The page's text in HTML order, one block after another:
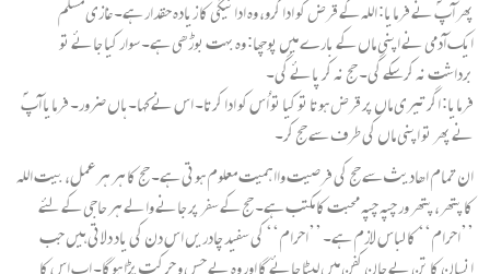
پھر آپؐ نے فرمایا: اللہ کے قرض کو ادا کرو، وہ ادائیگی کا زیادہ حقدار ہے۔ غازی مسلم
ایک آدمی نے اپنی ماں کے بارے میں پوچھا: وہ بہت بوڑھی ہے۔ سوار کیا جائے تو
برداشت نہ کرسکے گی۔ حج نہ کر پائے گی۔
فرمایا: اگر تیری ماں پر قرض ہوتا تو کیا تو اُس کو ادا کرتا۔ اس نے کہا۔ ہاں ضرور۔ فرمایا آپؐ
نے پھر تو اپنی ماں کی طرف سے حج کر۔
ان تمام اھادیث سے حج کی فرصیت وااہمیت معلوم ہوتی ہے۔ حج کا ہر ہر عمل، بیت اللہ
کا پتھر، پتھر ور چپہ چپہ محبت کا مکتب ہے۔ حج کے سفر پر جانے والے ہر حاجی کے لئے
’’احرام‘‘ کا لباس لازم ہے۔ ’’احرام‘‘ کی سفید چادریں اس دن کی یاد دلاتی ہیں جب